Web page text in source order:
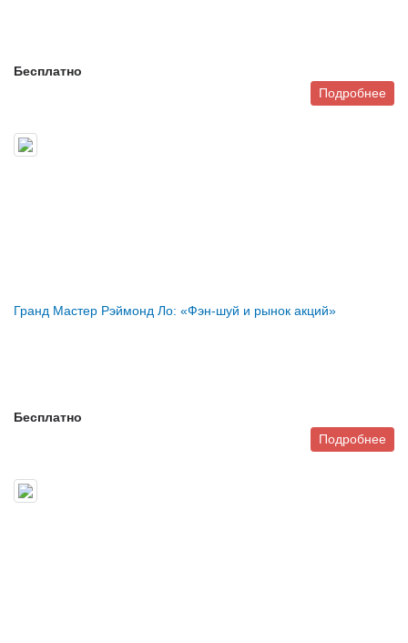
Бесплатно
Подробнее
Гранд Мастер Рэймонд Ло: «Фэн-шуй и рынок акций»
Бесплатно
Подробнее